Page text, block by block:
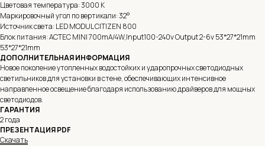
Цветовая температура: 3000 K
Маркировочный угол по вертикали: 32°
Источник света: LED MODUL CITIZEN 800
Блок питания: ACTEC MINI 700mA/4W,Input100-240v Output 2-6v 53*27*21mm
53*27*21mm
ДОПОЛНИТЕЛЬНАЯ ИНФОРМАЦИЯ
Новое поколение утопленных водостойких и ударопрочных светодиодных
светильников для установки в стене, обеспечивающих интенсивное
направленное освещение благодаря использованию драйверов для мощных
светодиодов.
ГАРАНТИЯ
2 года
ПРЕЗЕНТАЦИЯ PDF
Скачать